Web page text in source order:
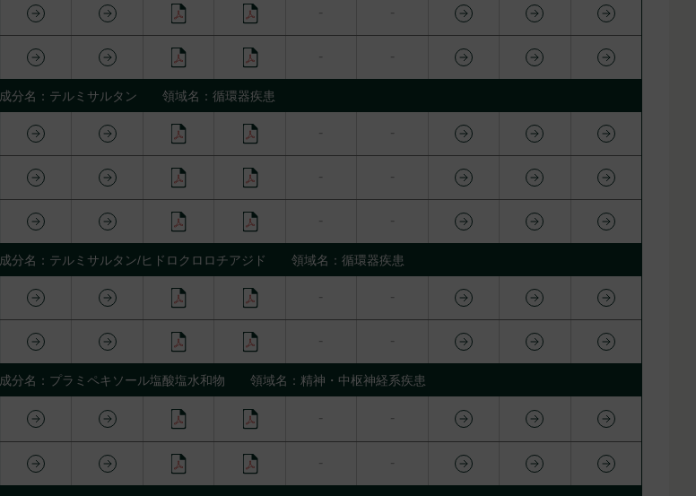
成分名：テルミサルタン 領域名：循環器疾患
成分名：テルミサルタン/ヒドロクロロチアジド 領域名：循環器疾患
成分名：プラミペキソール塩酸塩水和物 領域名：精神・中枢神経系疾患